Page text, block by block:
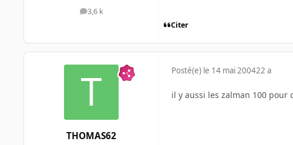
3,6 k
messages
Citer
THOMAS62
Posté(e) le 14 mai 200422 a
il y aussi les zalman 100 pour